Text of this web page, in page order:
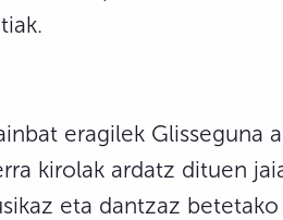
eragilek Glisseguna
kirolak ardatz dituen
eta dantzaz